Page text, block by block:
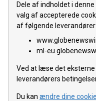
Dele af indholdet i
valg af accepterede
af følgende leverandører:
ml-
Ved at læse det
leverandørers
Du kan ændre dine